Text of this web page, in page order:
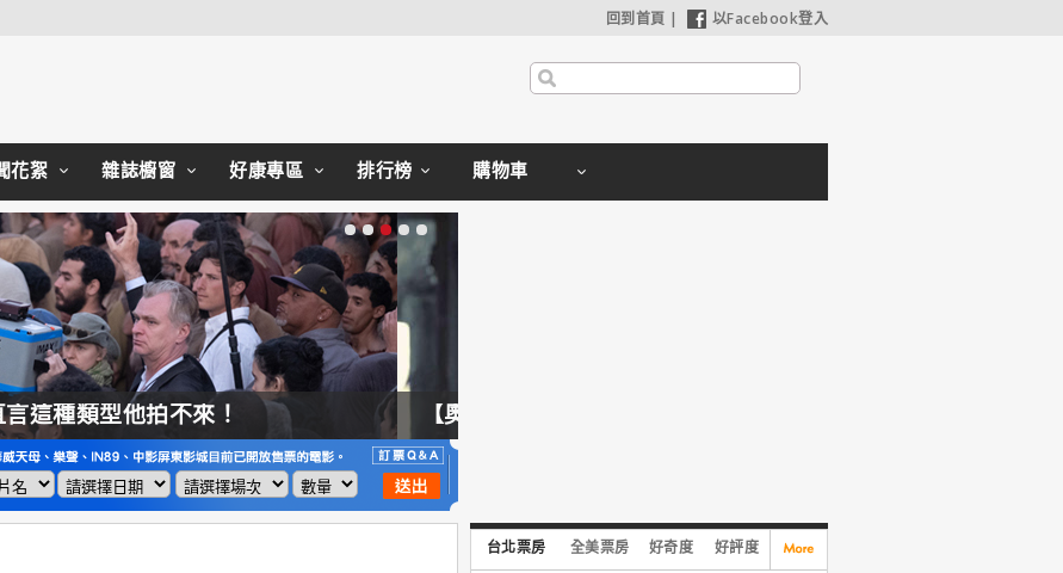
回到首頁 | 以Facebook登入
花絮 雜誌櫥窗 好康專區 排行榜 購物車
【奧德賽】配角也精采，扮演女巫瑟西的心情？珊曼莎莫頓：「感覺就像重生」
台北票房 全美票房 好奇度 好評度